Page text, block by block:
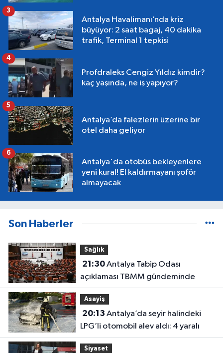
Antalya Havalimanı’nda kriz
büyüyor: 2 saat bagaj, 40 dakika
trafik, Terminal 1 tepkisi
3
Profdraleks Cengiz Yıldız kimdir?
kaç yaşında, ne iş yapıyor?
4
Antalya’da falezlerin üzerine bir
otel daha geliyor
5
Antalya'da otobüs bekleyenlere
yeni kural! El kaldırmayanı şoför
almayacak
6
Son Haberler
Sağlık
21:30Antalya Tabip Odası
açıklaması TBMM gündeminde
Asayiş
20:13
LPG’li otomobil alev aldı: 4 yaralı
Siyaset